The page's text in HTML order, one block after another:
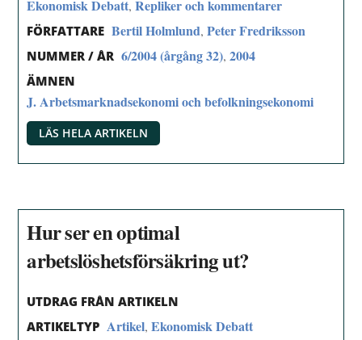
Ekonomisk Debatt,Repliker och kommentarer
FÖRFATTARE Bertil Holmlund,Peter Fredriksson
NUMMER / ÅR 6/2004 (årgång 32),2004
ÄMNEN
J. Arbetsmarknadsekonomi och befolkningsekonomi
LÄS HELA ARTIKELN
Hur ser en optimal
arbetslöshetsförsäkring ut?
UTDRAG FRÅN ARTIKELN
ARTIKELTYP Artikel,Ekonomisk Debatt